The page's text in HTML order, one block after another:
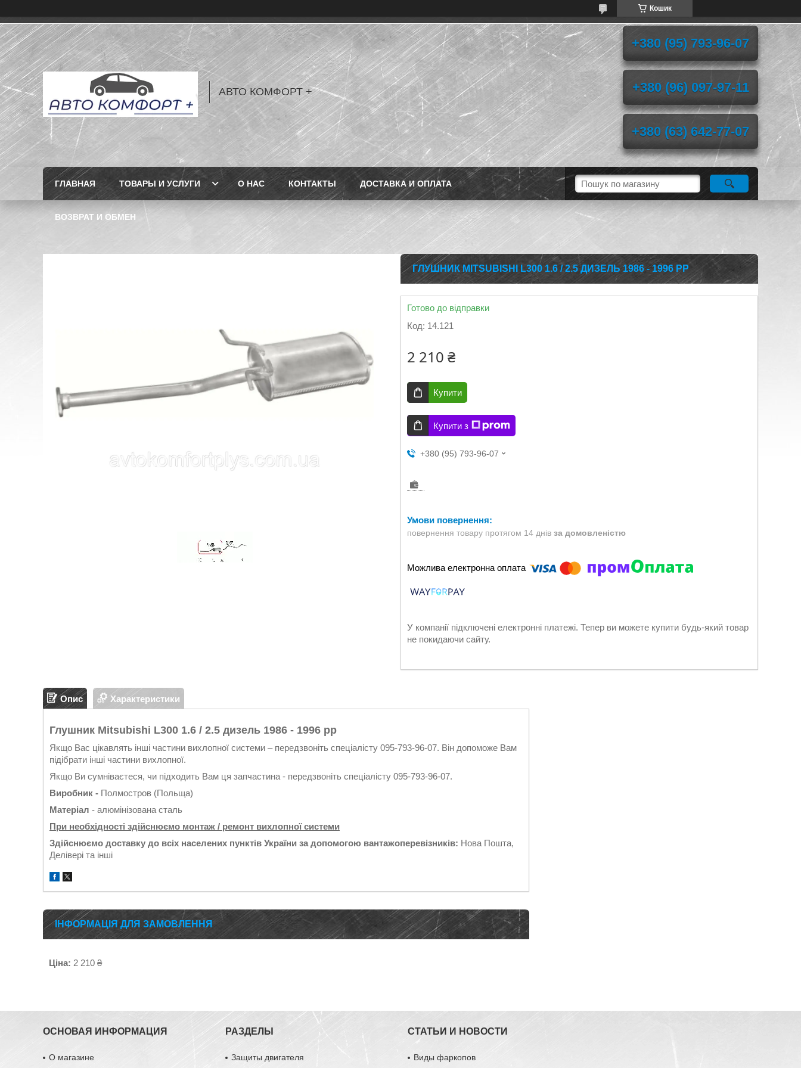
Кошик
АВТО КОМФОРТ +
+380 (95) 793-96-07
+380 (96) 097-97-11
+380 (63) 642-77-07
ГЛАВНАЯ ТОВАРЫ И УСЛУГИ О НАС КОНТАКТЫ ДОСТАВКА И ОПЛАТА
ВОЗВРАТ И ОБМЕН
ГЛУШНИК MITSUBISHI L300 1.6 / 2.5 ДИЗЕЛЬ 1986 - 1996 РР
Готово до відправки
Код: 14.121
2 210 ₴
Купити
Купити з
+380 (95) 793-96-07
повернення товару протягом 14 днів за домовленістю
У компанії підключені електронні платежі. Тепер ви можете купити будь-який товар
не покидаючи сайту.
Опис Характеристики
Глушник Mitsubishi L300 1.6 / 2.5 дизель 1986 - 1996 рр
Якщо Вас цікавлять інші частини вихлопної системи – передзвоніть спеціалісту 095-793-96-07. Він допоможе Вам
підібрати інші частини вихлопної.
Якщо Ви сумніваєтеся, чи підходить Вам ця запчастина - передзвоніть спеціалісту 095-793-96-07.
Виробник - Полмостров (Польща)
Матеріал - алюмінізована сталь
При необхідності здійснюємо монтаж / ремонт вихлопної системи
Здійснюємо доставку до всіх населених пунктів України за допомогою вантажоперевізників: Нова Пошта,
Делівері та інші
ІНФОРМАЦІЯ ДЛЯ ЗАМОВЛЕННЯ
Ціна: 2 210 ₴
ОСНОВАЯ ИНФОРМАЦИЯ
О магазине
РАЗДЕЛЫ
Защиты двигателя
СТАТЬИ И НОВОСТИ
Виды фаркопов